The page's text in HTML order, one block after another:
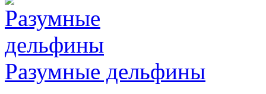
Разумные дельфины